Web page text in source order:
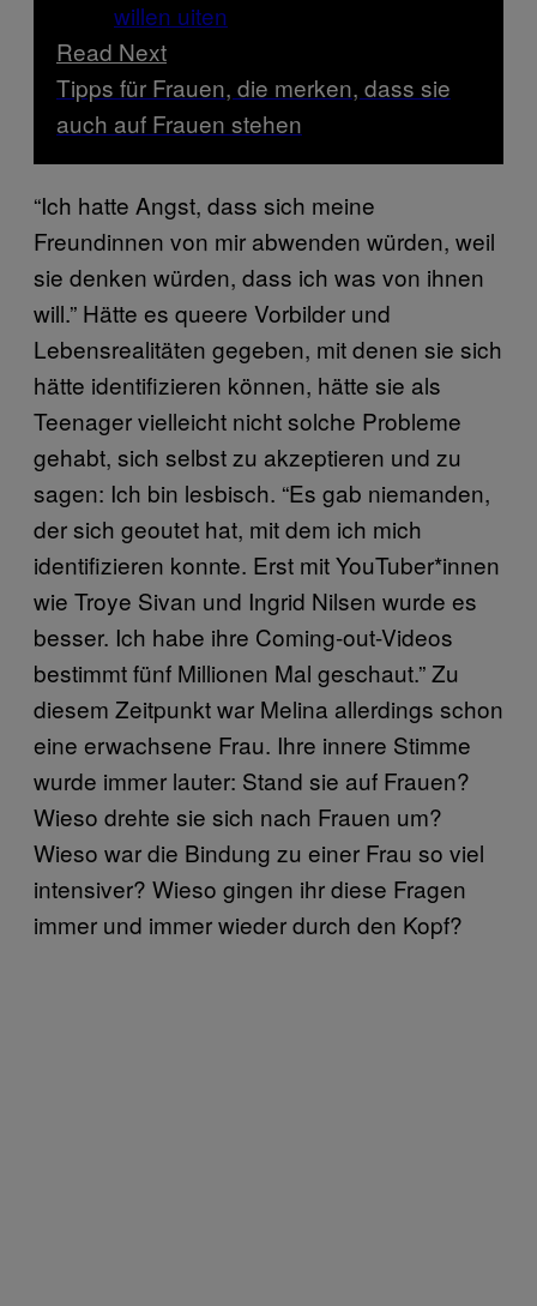
Read Next
Tipps für Frauen, die merken, dass sie
auch auf Frauen stehen
“Ich hatte Angst, dass sich meine
Freundinnen von mir abwenden würden, weil
sie denken würden, dass ich was von ihnen
will.” Hätte es queere Vorbilder und
Lebensrealitäten gegeben, mit denen sie sich
hätte identifizieren können, hätte sie als
Teenager vielleicht nicht solche Probleme
gehabt, sich selbst zu akzeptieren und zu
sagen: Ich bin lesbisch. “Es gab niemanden,
der sich geoutet hat, mit dem ich mich
identifizieren konnte. Erst mit YouTuber*innen
wie Troye Sivan und Ingrid Nilsen wurde es
besser. Ich habe ihre Coming-out-Videos
bestimmt fünf Millionen Mal geschaut.” Zu
diesem Zeitpunkt war Melina allerdings schon
eine erwachsene Frau. Ihre innere Stimme
wurde immer lauter: Stand sie auf Frauen?
Wieso drehte sie sich nach Frauen um?
Wieso war die Bindung zu einer Frau so viel
intensiver? Wieso gingen ihr diese Fragen
immer und immer wieder durch den Kopf?